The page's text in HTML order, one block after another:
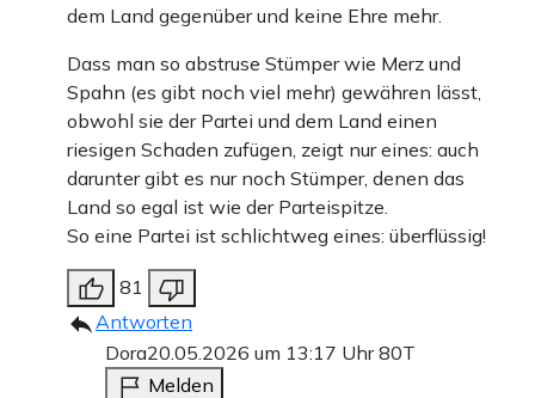
dem Land gegenüber und keine Ehre mehr.
Dass man so abstruse Stümper wie Merz und
Spahn (es gibt noch viel mehr) gewähren lässt,
obwohl sie der Partei und dem Land einen
riesigen Schaden zufügen, zeigt nur eines: auch
darunter gibt es nur noch Stümper, denen das
Land so egal ist wie der Parteispitze.
So eine Partei ist schlichtweg eines: überflüssig!
81
Antworten
Dora20.05.2026 um 13:17 Uhr80T
Melden